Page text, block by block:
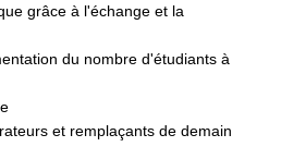
grâce à l'échange et la
du nombre d'étudiants à
et remplaçants de demain